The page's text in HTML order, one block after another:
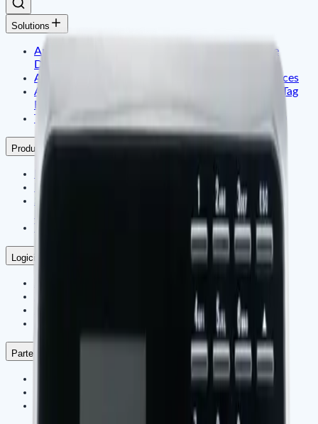
Solutions
Application D'Identité Intelligente Et De Contrôle
D'Accès
Application De Sécurité Pour Bureaux Et Commerces
Affichage Dynamique Et Gestion De Contenu Par Tag
Électronique
Télématique Embarquée & Internet Des Objets (IoT)
Produits
Identité Intelligente & Contrôle D'Accès
Bureau Intelligent & Gestion Du Temps
Signalisation Numérique & Étiquettes De Prix
Télématique Embarquée & IoT
Logiciel
Partenaires